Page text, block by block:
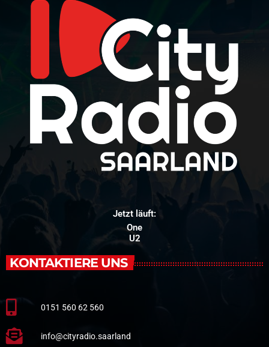
Jetzt läuft:
One
U2
KONTAKTIERE UNS
0151 560 62 560
info@cityradio.saarland